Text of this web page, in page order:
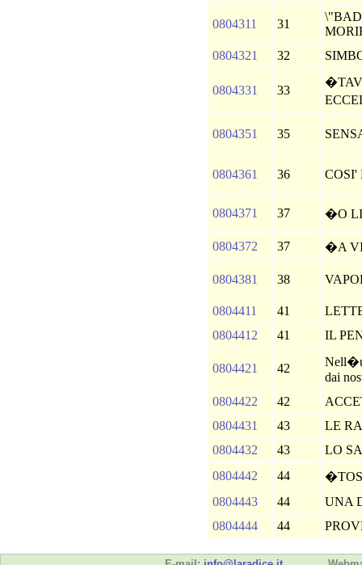
0804311 31
0804321
32
0804331 33
0804351 35
0804361 36 COSI'
0804371 37 �O
0804372 37 �A
0804381 38
0804411 41
0804412
41 IL
0804421 42
dai
0804422
42
0804431
43
LE
0804432
43
LO
0804442
44
0804443
44
UNA
0804444
44